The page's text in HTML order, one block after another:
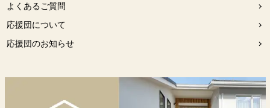
よくあるご質問
応援団について
応援団のお知らせ